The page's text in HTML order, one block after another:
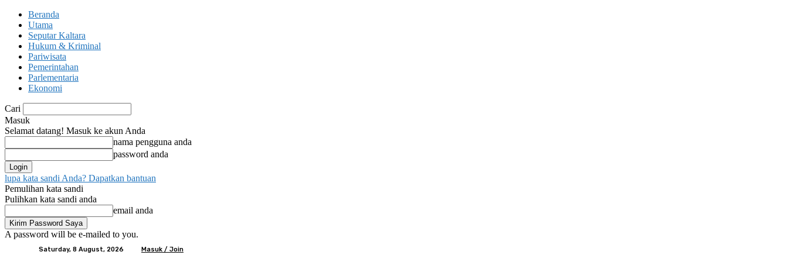
Beranda
Utama
Seputar Kaltara
Hukum & Kriminal
Pariwisata
Pemerintahan
Parlementaria
Ekonomi
Cari
Masuk
Selamat datang! Masuk ke akun Anda
nama pengguna anda
password anda
lupa kata sandi Anda? Dapatkan bantuan
Pemulihan kata sandi
Pulihkan kata sandi anda
email anda
A password will be e-mailed to you.
Saturday, 8 August, 2026 Masuk / Join